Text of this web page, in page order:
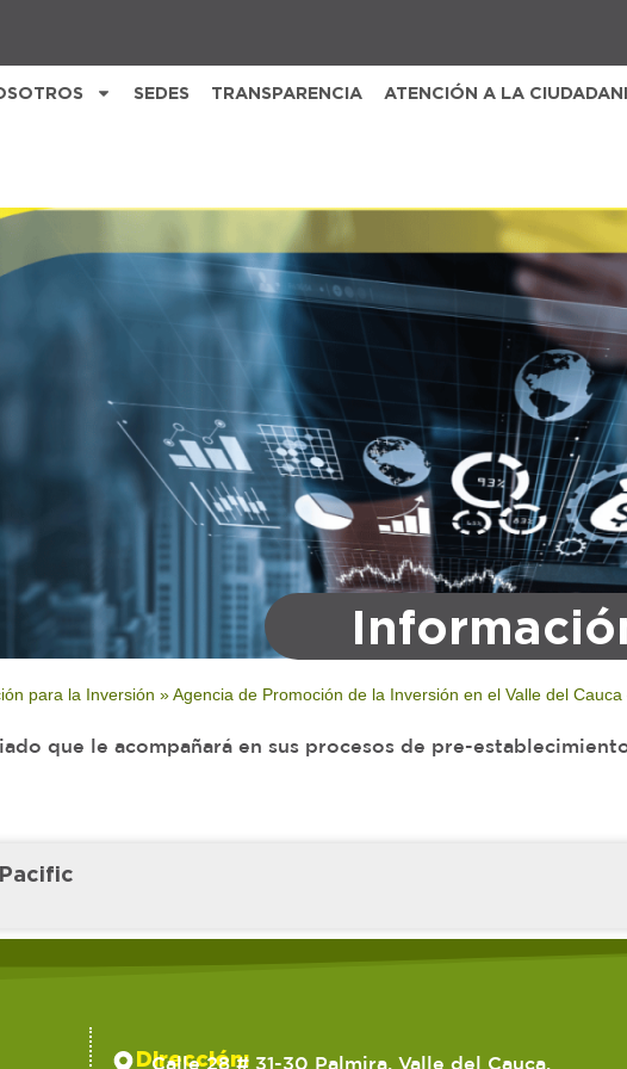
SEDES TRANSPARENCIA ATENCIÓN A LA
para la Inversión » Agencia de Promoción de la Inversión en el Valle del
que le acompañará en sus procesos de pre-
Dirección:
Calle 28 # 31-30 Palmira, Valle del Cauca,